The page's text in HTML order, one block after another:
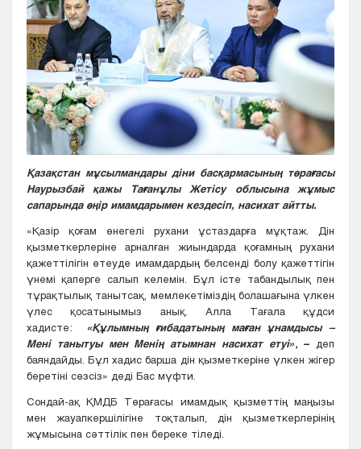
Тараз
Туркестан
Уральск
Усть-Каменогорск
Шымкент
Қазақстан мұсылмандары діни басқармасының төрағасы
Наурызбай қажы Тағанұлы Жетісу облысына жұмыс
сапарында өңір имамдарымен кездесіп, насихат айтты.
«Қазір қоғам өнегелі рухани ұстаздарға мұқтаж. Дін
қызметкерлеріне арналған жиындарда қоғамның рухани
қажеттілігін өтеуде имамдардың белсенді болу қажеттігін
үнемі қаперге салып келемін. Бұл істе табандылық пен
тұрақтылық танытсақ, мемлекетіміздің болашағына үлкен
үлес қосатынымыз анық. Алла Тағала құдси
хадисте:
«Құлымның ғибадатының маған ұнамдысы –
Мені танытуы мен Менің атымнан насихат етуі», –
деп
баяндайды. Бұл хадис барша дін қызметкеріне үлкен жігер
беретіні сөзсіз» деді Бас мүфти.
Сондай-ақ ҚМДБ Төрағасы имамдық қызметтің маңызы
мен жауапкершілігіне тоқталып, дін қызметкерлерінің
жұмысына сәттілік пен береке тіледі.